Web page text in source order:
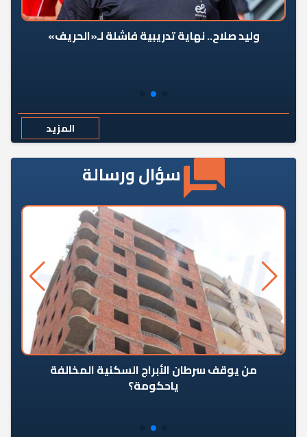
وليد صلاح.. نهاية تدريبية فاشلة لـ«الحريف»
المزيد
سؤال ورسالة
من يوقف سرطان الأبراج السكنية المخالفة
ياحكومة؟